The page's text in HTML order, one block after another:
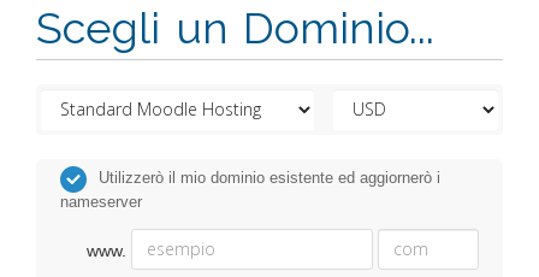
Scegli un Dominio...
Utilizzerò il mio dominio esistente ed aggiornerò i
nameserver
www.